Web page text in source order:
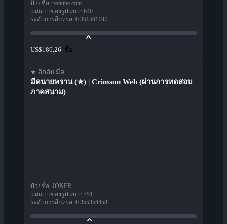
ป้ายชื่อ: redtube.com
แม่แบบของรูปแบบ: 640
ระดับการสึกหรอ: 0.351501197
US$186.26 ซื้อ
★ ลึกลับ มีด
มีดนายพราน (★) | Crimson Web (ผ่านการทดสอบ
ภาคสนาม)
ป้ายชื่อ: JOKER
แม่แบบของรูปแบบ: 751
ระดับการสึกหรอ: 0.355354458